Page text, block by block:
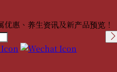
惠、养生资讯及新产品预览！
Please leave this field
empty.